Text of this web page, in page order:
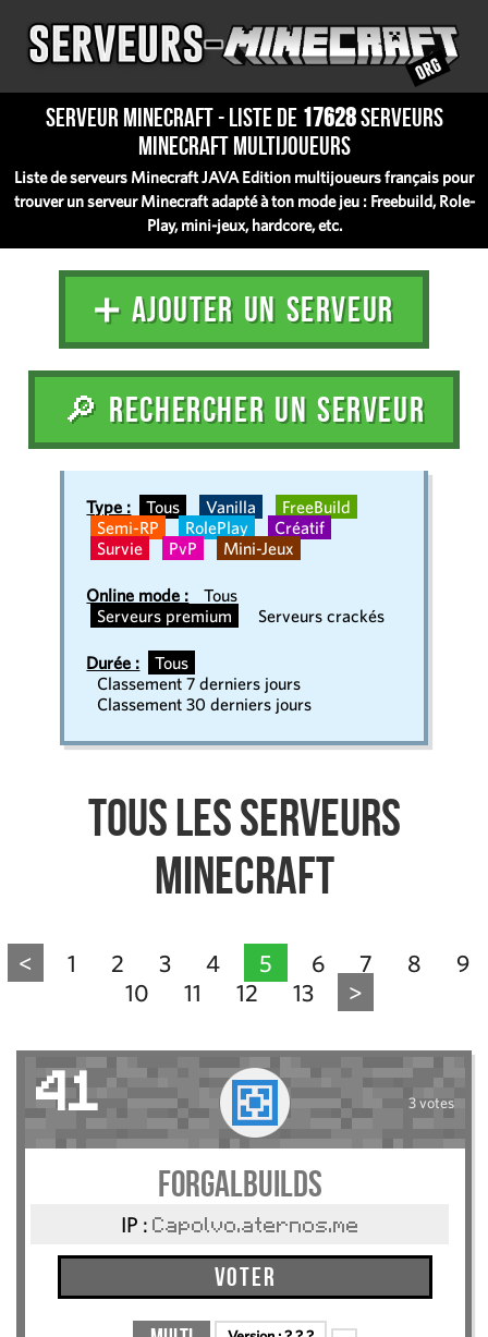
Serveur Minecraft - Liste de 17628serveurs
Minecraft multijoueurs
Liste de serveurs Minecraft JAVA Edition multijoueurs français pour
trouver un serveur Minecraft adapté à ton mode jeu : Freebuild, Role-
Play, mini-jeux, hardcore, etc.
➕ AJOUTER UN SERVEUR
🔎 RECHERCHER UN SERVEUR
Type : Tous Vanilla
FreeBuild
Semi-RP
RolePlay
Créatif
Survie
PvP Mini-Jeux
Online mode :
Tous
Serveurs premium
Serveurs crackés
Durée :
Tous
Classement 7 derniers jours
Classement 30 derniers jours
Tous les serveurs
Minecraft
< 1 2 3 4 5 6 7 8
9
10
11 12 13 >
41 3 votes
ForgalBuilds
IP : Capolvo.aternos.me
Voter